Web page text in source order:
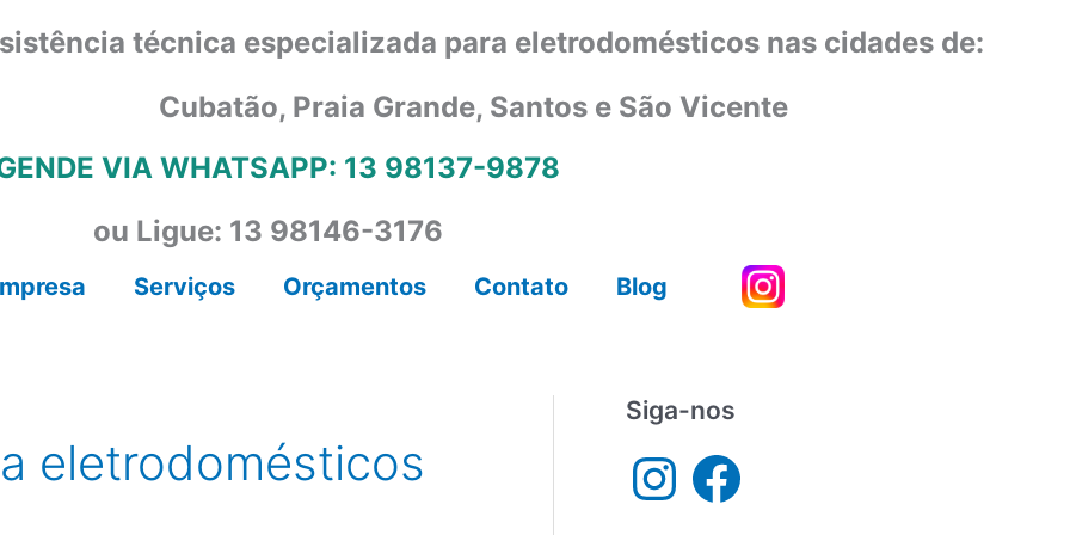
técnica especializada para eletrodomésticos nas cidades de:
Cubatão, Praia Grande, Santos e São Vicente
VIA WHATSAPP: 13 98137-9878
ou Ligue: 13 98146-3176
Serviços Orçamentos Contato Blog
eletrodomésticos
Siga-nos
n
s
a
c